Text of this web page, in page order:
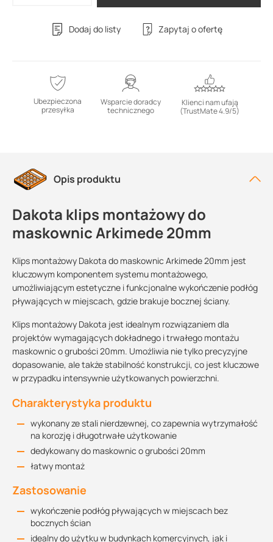
Dodaj do listy Zapytaj o ofertę
Ubezpieczona
przesyłka
Wsparcie doradcy
technicznego
Klienci nam ufają
(TrustMate 4.9/5)
Opis produktu
Dakota klips montażowy do
maskownic Arkimede 20mm
Klips montażowy Dakota do maskownic Arkimede 20mm jest
kluczowym komponentem systemu montażowego,
umożliwiającym estetyczne i funkcjonalne wykończenie podłóg
pływających w miejscach, gdzie brakuje bocznej ściany.
Klips montażowy Dakota jest idealnym rozwiązaniem dla
projektów wymagających dokładnego i trwałego montażu
maskownic o grubości 20mm. Umożliwia nie tylko precyzyjne
dopasowanie, ale także stabilność konstrukcji, co jest kluczowe
w przypadku intensywnie użytkowanych powierzchni.
Charakterystyka produktu
wykonany ze stali nierdzewnej, co zapewnia wytrzymałość
na korozję i długotrwałe użytkowanie
dedykowany do maskownic o grubości 20mm
łatwy montaż
Zastosowanie
wykończenie podłóg pływających w miejscach bez
bocznych ścian
idealny do użytku w budynkach komercyjnych, jak i